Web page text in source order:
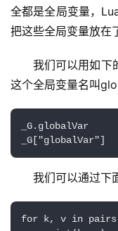
全都是全局变量，
把这些全局变量放在
我们可以用如下
这个全局变量名叫
_G.globalVar
_G["globalVar"]
我们可以通过下
for k, v in